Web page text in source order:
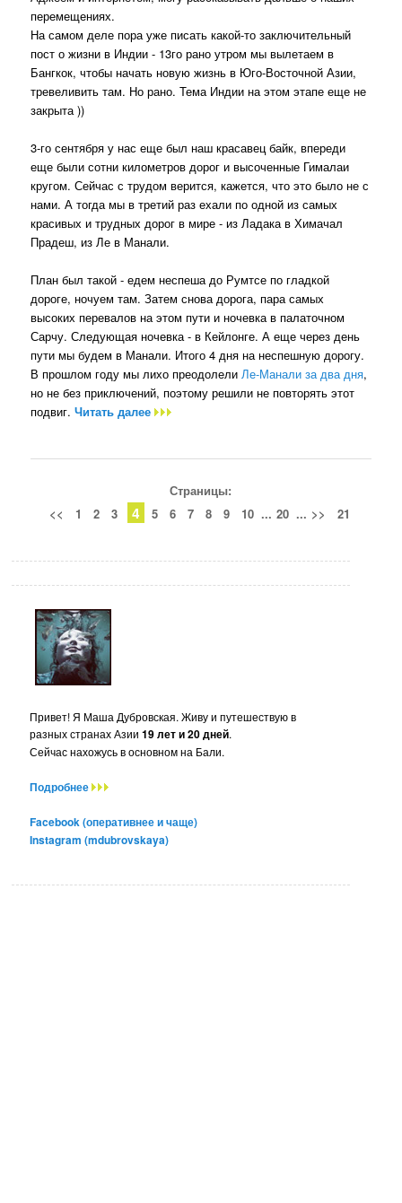
перемещениях.
На самом деле пора уже писать какой-то заключительный
пост о жизни в Индии - 13го рано утром мы вылетаем в
Бангкок, чтобы начать новую жизнь в Юго-Восточной Азии,
тревеливить там. Но рано. Тема Индии на этом этапе еще не
закрыта ))
3-го сентября у нас еще был наш красавец байк, впереди
еще были сотни километров дорог и высоченные Гималаи
кругом. Сейчас с трудом верится, кажется, что это было не с
нами. А тогда мы в третий раз ехали по одной из самых
красивых и трудных дорог в мире - из Ладака в Химачал
Прадеш, из Ле в Манали.
План был такой - едем неспеша до Румтсе по гладкой
дороге, ночуем там. Затем снова дорога, пара самых
высоких перевалов на этом пути и ночевка в палаточном
Сарчу. Следующая ночевка - в Кейлонге. А еще через день
пути мы будем в Манали. Итого 4 дня на неспешную дорогу.
В прошлом году мы лихо преодолелиЛе-Манали за два дня,
но не без приключений, поэтому решили не повторять этот
подвиг.Читать далее
Страницы:
<<
1 2 3 4 5 6 7 8 9 10 ... 20 ... >> 21
Привет! Я Маша Дубровская. Живу и путешествую в
разных странах Азии19 лет и 20 дней.
Сейчас нахожусь в основном на Бали.
Подробнее
Facebook (оперативнее и чаще)
Instagram (mdubrovskaya)